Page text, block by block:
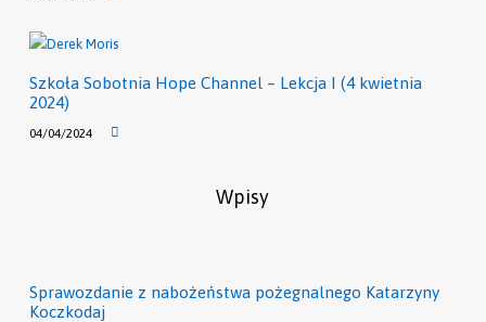
Szkoła Sobotnia Hope Channel – Lekcja I (4 kwietnia
2024)
04/04/2024
Wpisy
Sprawozdanie z nabożeństwa pożegnalnego Katarzyny
Koczkodaj